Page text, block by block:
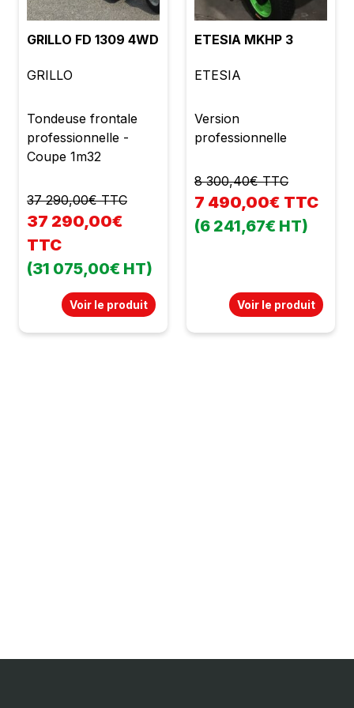
sécurité de surcharge
Bac arrière 730 litres
compactés Vidange
hauteur jusqu'à 2m10
hydrostatique Kit
homologation route 4
roues motrices État
TVA récupérable Prix
: 52600,00 € HT soit
63120,00 € TTC
GRILLO FD 1309 4WD
GRILLO
Tondeuse frontale
professionnelle -
Coupe 1m32
37 290,00€ TTC
37 290,00€
TTC
(31 075,00€ HT)
Voir le produit
ETESIA MKHP 3
ETESIA
Version
professionnelle
8 300,40€ TTC
7 490,00€ TTC
(6 241,67€ HT)
Voir le produit